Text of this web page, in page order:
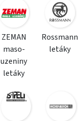
ZEMAN
maso-
uzeniny
letáky
Rossmann
letáky